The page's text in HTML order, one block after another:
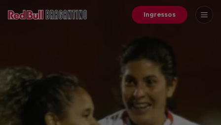
Ingressos